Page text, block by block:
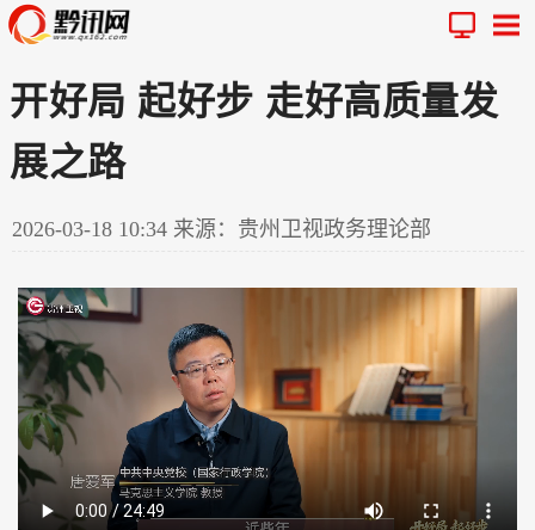
开好局 起好步 走好高质量发
展之路
2026-03-18 10:34 来源：贵州卫视政务理论部